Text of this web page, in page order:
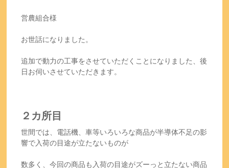
営農組合様
お世話になりました。
追加で動力の工事をさせていただくことになりました、後
日お伺いさせていただきます。
２カ所目
世間では、電話機、車等いろいろな商品が半導体不足の影
響で入荷の目途が立たないものが
数多く、今回の商品も入荷の目途がズーっと立たない商品